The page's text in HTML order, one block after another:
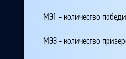
МЭ1 - количество
МЭЗ - количество